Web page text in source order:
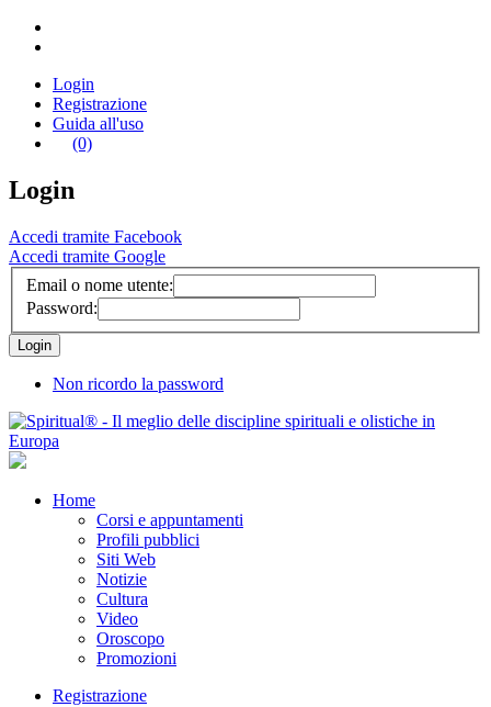
Login
Registrazione
Guida all'uso
(0)
Login
Accedi tramite Facebook
Accedi tramite Google
Email o nome utente:
Password:
Non ricordo la password
Home
Corsi e appuntamenti
Profili pubblici
Siti Web
Notizie
Cultura
Video
Oroscopo
Promozioni
Registrazione